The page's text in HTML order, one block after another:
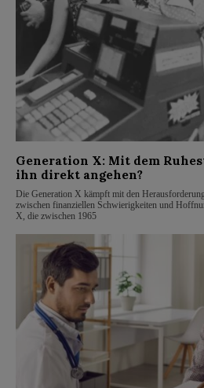
Generation X: Mit dem
ihn direkt angehen?
Die Generation X kämpft mit den
zwischen finanziellen Schwierigkeiten und
X, die zwischen 1965